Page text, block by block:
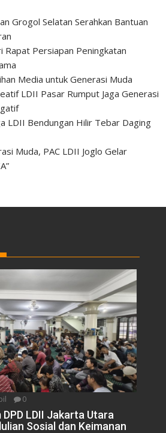
Grogol Selatan Serahkan Bantuan
Rapat Persiapan Peningkatan
Media untuk Generasi Muda
LDII Pasar Rumput Jaga Generasi
LDII Bendungan Hilir Tebar Daging
Muda, PAC LDII Joglo Gelar
0
DPD LDII Jakarta Utara
Sosial dan Keimanan